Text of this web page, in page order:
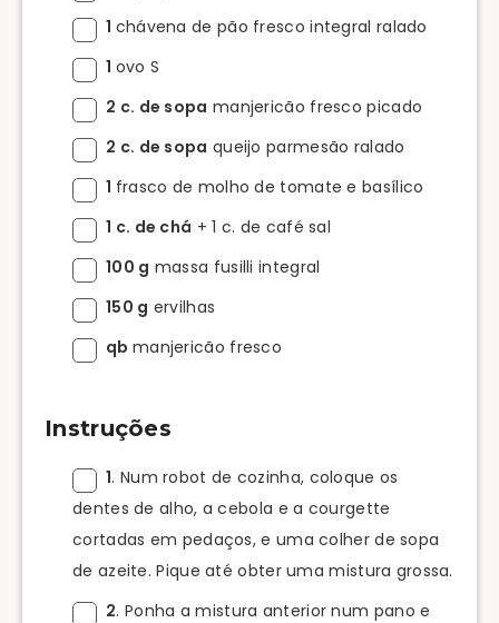
1 chávena de pão fresco integral ralado
1 ovo S
2 c. de sopa manjericão fresco picado
2 c. de sopa queijo parmesão ralado
1 frasco de molho de tomate e basílico
1 c. de chá + 1 c. de café sal
100 g massa fusilli integral
150 g ervilhas
qb manjericão fresco
Instruções
1. Num robot de cozinha, coloque os
dentes de alho, a cebola e a courgette
cortadas em pedaços, e uma colher de sopa
de azeite. Pique até obter uma mistura grossa.
2. Ponha a mistura anterior num pano e